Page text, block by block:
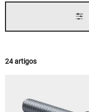
24 artigos